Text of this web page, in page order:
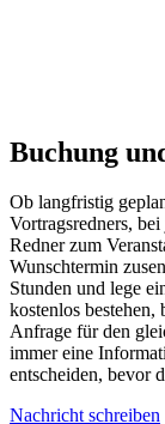
Buchung
Ob langfristig
Vortragsredners,
Redner zum
Wunschtermin
Stunden und lege
kostenlos bestehen,
Anfrage für den
immer eine
entscheiden, bevor
Nachricht schreiben